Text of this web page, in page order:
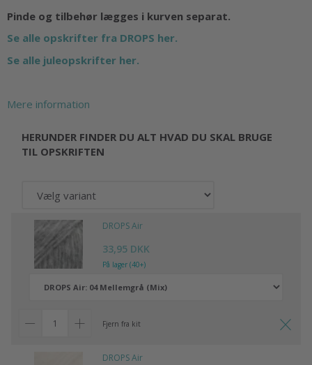
Pinde og tilbehør lægges i kurven separat.
Se alle opskrifter fra DROPS her.
Se alle juleopskrifter her.
Mere information
HERUNDER FINDER DU ALT HVAD DU SKAL BRUGE
TIL OPSKRIFTEN
DROPS Air
33,95 DKK
På lager (40+)
Fjern fra kit
DROPS Air